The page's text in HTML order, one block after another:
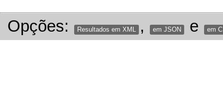
Opções: Resultados em XML , em JSON e em